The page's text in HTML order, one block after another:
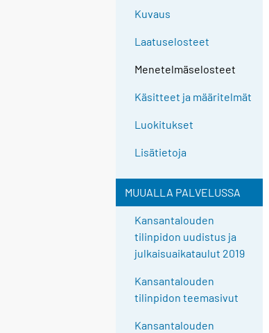
Kuvaus
Laatuselosteet
Menetelmäselosteet
Käsitteet ja määritelmät
Luokitukset
Lisätietoja
MUUALLA PALVELUSSA
Kansantalouden
tilinpidon uudistus ja
julkaisuaikataulut 2019
Kansantalouden
tilinpidon teemasivut
Kansantalouden